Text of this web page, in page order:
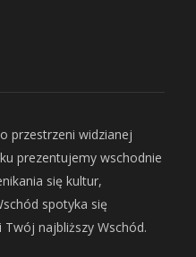
przestrzeni widzianej
prezentujemy wschodnie
się kultur,
spotyka się
najbliższy Wschód.